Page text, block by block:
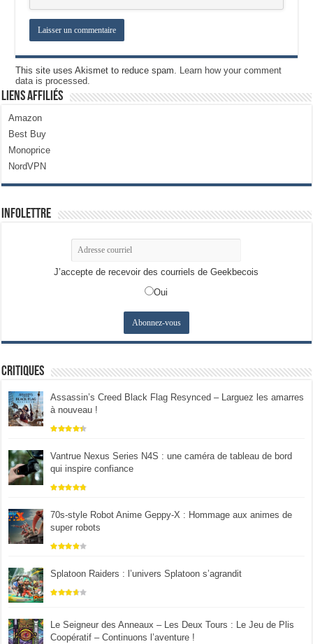
This site uses Akismet to reduce spam. Learn how your comment
data is processed.
Liens Affiliés
Amazon
Best Buy
Monoprice
NordVPN
Infolettre
J’accepte de recevoir des courriels de Geekbecois
Oui
Critiques
Assassin’s Creed Black Flag Resynced – Larguez les amarres
à nouveau !
Vantrue Nexus Series N4S : une caméra de tableau de bord
qui inspire confiance
70s-style Robot Anime Geppy-X : Hommage aux animes de
super robots
Splatoon Raiders : l’univers Splatoon s’agrandit
Le Seigneur des Anneaux – Les Deux Tours : Le Jeu de Plis
Coopératif – Continuons l’aventure !